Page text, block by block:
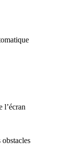
l’écran